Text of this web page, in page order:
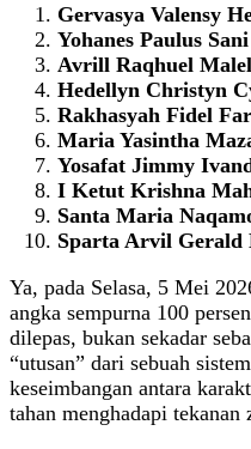
Gervasya Valensy
Yohanes Paulus
Avrill Raqhuel
Hedellyn Christyn
Rakhasyah Fidel
Maria Yasintha
Yosafat Jimmy
I Ketut Krishna
Santa Maria
Sparta Arvil Gerald
Ya, pada Selasa, 5 Mei
angka sempurna 100
dilepas, bukan sekadar
“utusan” dari sebuah
keseimbangan antara
tahan menghadapi tekanan